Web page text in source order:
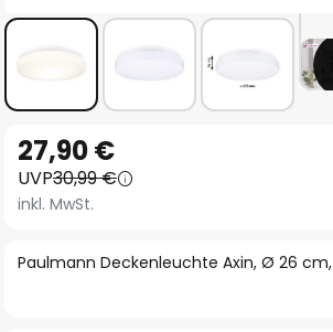
Anfang
der
Bildgalerie
Paulmann Deckenleuchte Axin, Ø 26 cm,
27,90 €
UVP30,99 €
inkl. MwSt.